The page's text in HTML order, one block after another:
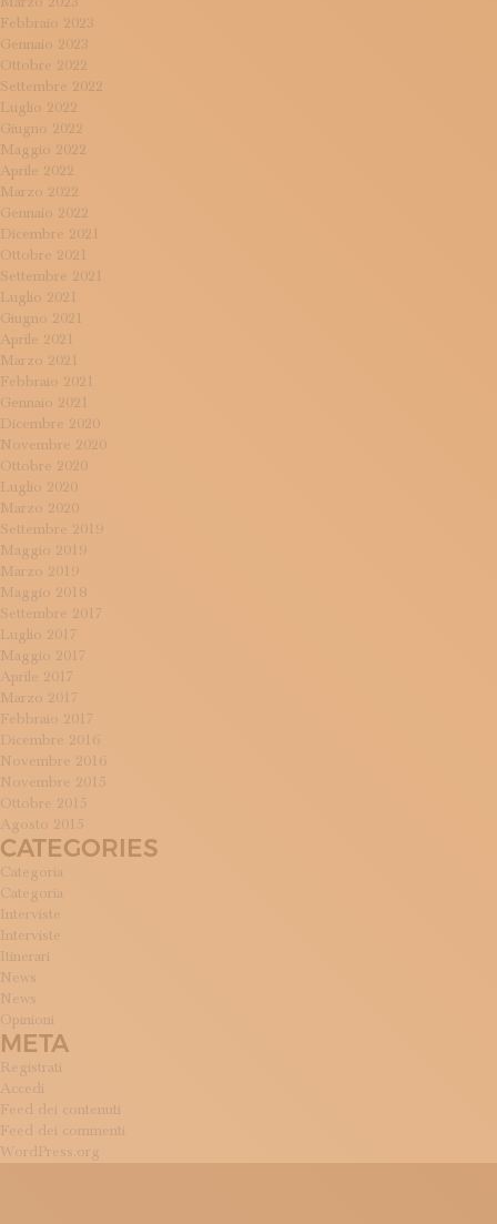
Febbraio 2023
Gennaio 2023
Ottobre 2022
Settembre 2022
Luglio 2022
Giugno 2022
Maggio 2022
Aprile 2022
Marzo 2022
Gennaio 2022
Dicembre 2021
Ottobre 2021
Settembre 2021
Luglio 2021
Giugno 2021
Aprile 2021
Marzo 2021
Febbraio 2021
Gennaio 2021
Dicembre 2020
Novembre 2020
Ottobre 2020
Luglio 2020
Marzo 2020
Settembre 2019
Maggio 2019
Marzo 2019
Maggio 2018
Settembre 2017
Luglio 2017
Maggio 2017
Aprile 2017
Marzo 2017
Febbraio 2017
Dicembre 2016
Novembre 2016
Novembre 2015
Ottobre 2015
Agosto 2015
CATEGORIES
Categoria
Categoria
Interviste
Interviste
Itinerari
News
News
Opinioni
META
Registrati
Accedi
Feed dei contenuti
Feed dei commenti
WordPress.org